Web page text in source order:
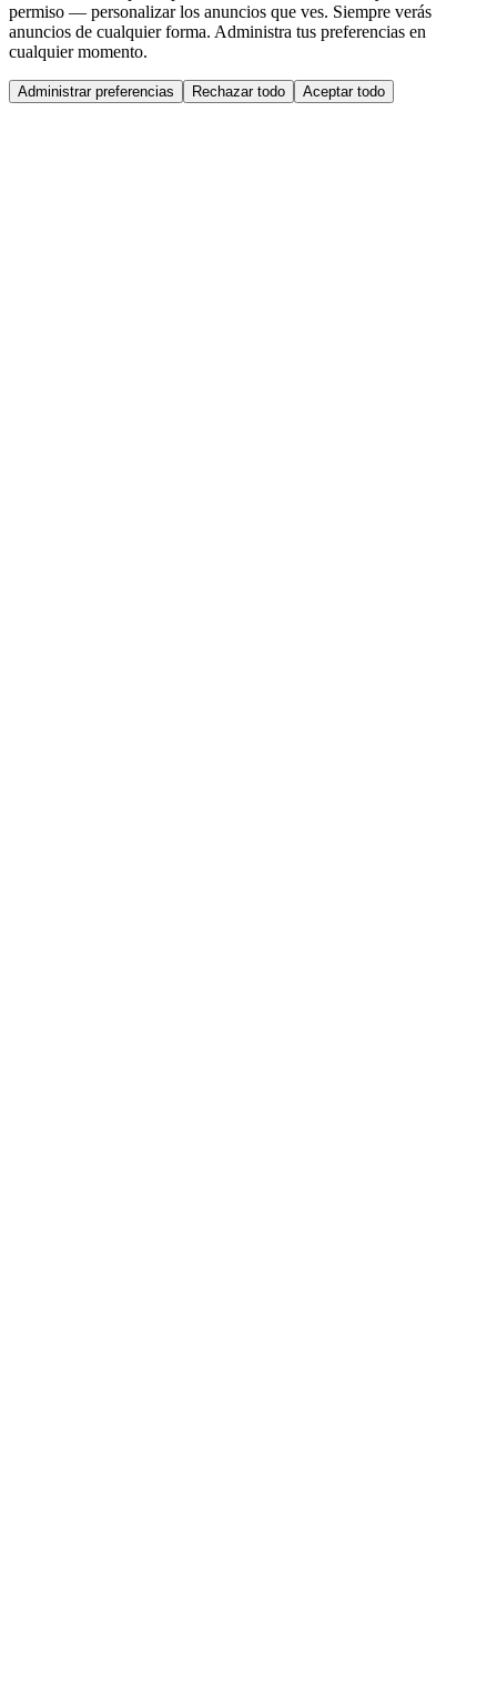
permiso — personalizar los anuncios que ves. Siempre verás
anuncios de cualquier forma. Administra tus preferencias en
cualquier momento.
Administrar preferencias Rechazar todo Aceptar todo